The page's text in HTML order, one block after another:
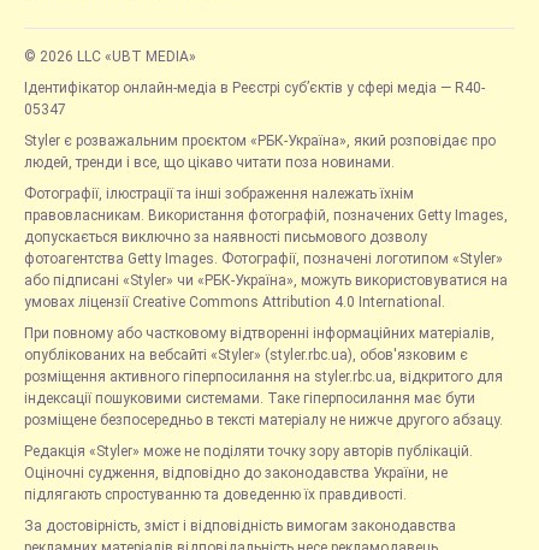
© 2026 LLC «UBT MEDIA»
Ідентифікатор онлайн-медіа в Реєстрі суб’єктів у сфері медіа — R40-
05347
Styler є розважальним проєктом «РБК-Україна», який розповідає про
людей, тренди і все, що цікаво читати поза новинами.
Фотографії, ілюстрації та інші зображення належать їхнім
правовласникам. Використання фотографій, позначених Getty Images,
допускається виключно за наявності письмового дозволу
фотоагентства Getty Images. Фотографії, позначені логотипом «Styler»
або підписані «Styler» чи «РБК-Україна», можуть використовуватися на
умовах ліцензії Creative Commons Attribution 4.0 International.
При повному або частковому відтворенні інформаційних матеріалів,
опублікованих на вебсайті «Styler» (styler.rbc.ua), обов'язковим є
розміщення активного гіперпосилання на styler.rbc.ua, відкритого для
індексації пошуковими системами. Таке гіперпосилання має бути
розміщене безпосередньо в тексті матеріалу не нижче другого абзацу.
Редакція «Styler» може не поділяти точку зору авторів публікацій.
Оціночні судження, відповідно до законодавства України, не
підлягають спростуванню та доведенню їх правдивості.
За достовірність, зміст і відповідність вимогам законодавства